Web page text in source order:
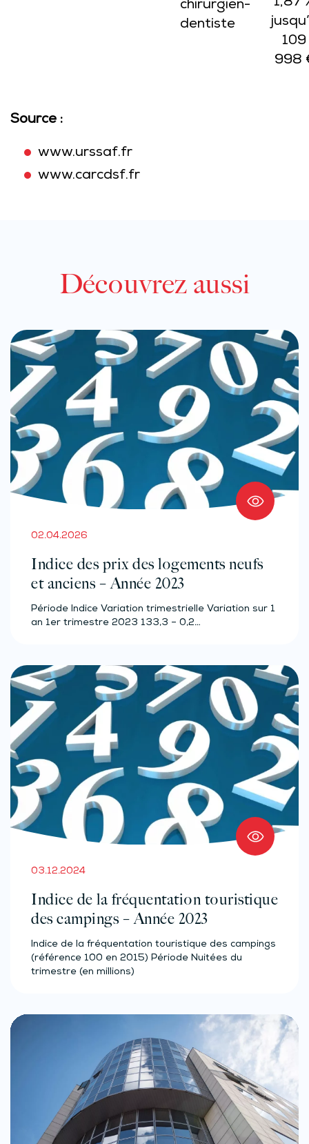
chirurgien-
dentiste
109
998
Source :
www.urssaf.fr
www.carcdsf.fr
Découvrez aussi
02.04.2026
Indice des prix des logements neufs
et anciens – Année 2023
Période Indice Variation trimestrielle Variation sur 1
an 1er trimestre 2023 133,3 – 0,2…
03.12.2024
Indice de la fréquentation touristique
des campings – Année 2023
Indice de la fréquentation touristique des campings
(référence 100 en 2015) Période Nuitées du
trimestre (en millions)